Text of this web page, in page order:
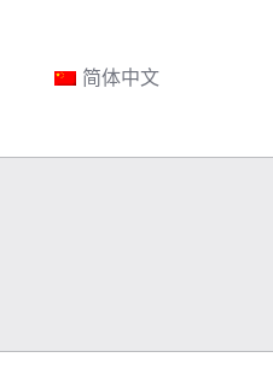
简体中文